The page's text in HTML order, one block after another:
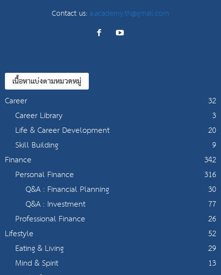
Contact us:a.academy.th@gmail.com
เนื้อหาแบ่งตามหมวดหมู่
Career
32
Career Library
3
Life & Career Development
20
Skill Building
9
Finance
342
Personal Finance
316
Q&A : Financial Planning
30
Q&A : Investment
77
Professional Finance
26
Lifestyle
52
Eating & Living
29
Mind & Spirit
13